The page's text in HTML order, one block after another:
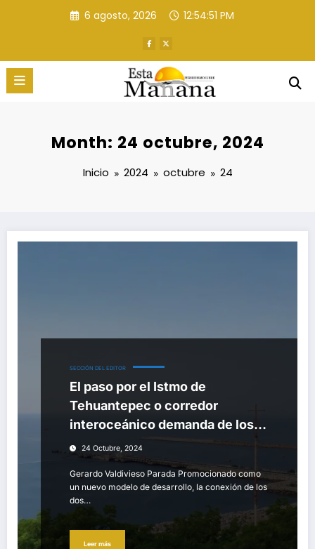
6 agosto, 2026 12:54:52 PM
Month: 24 octubre, 2024
Inicio 2024 octubre 24
SECCIÓN DEL EDITOR
El paso por el Istmo de
Tehuantepec o corredor
interoceánico demanda de los
países poderosos
24 Octubre, 2024
Gerardo Valdivieso Parada Promocionado como
un nuevo modelo de desarrollo, la conexión de los
dos…
Leer más